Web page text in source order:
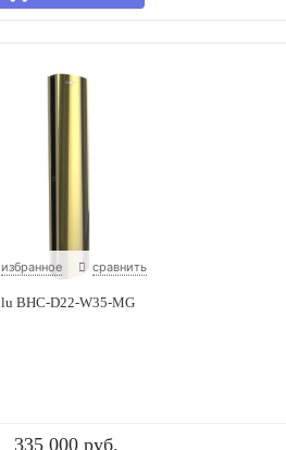
избранное сравнить
BHC-D22-W35-MG
335 000 руб.